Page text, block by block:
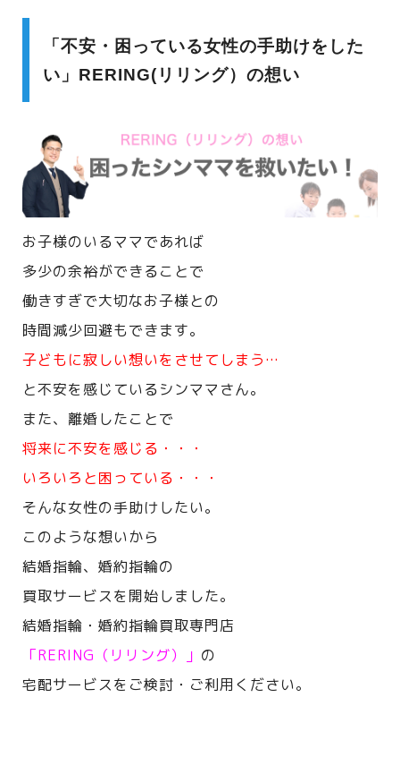
「不安・困っている女性の手助けをした
い」RERING(リリング）の想い
お子様のいるママであれば
多少の余裕ができることで
働きすぎで大切なお子様との
時間減少回避もできます。
子どもに寂しい想いをさせてしまう…
と不安を感じているシンママさん。
また、離婚したことで
将来に不安を感じる・・・
いろいろと困っている・・・
そんな女性の手助けしたい。
このような想いから
結婚指輪、婚約指輪の
買取サービスを開始しました。
結婚指輪・婚約指輪買取専門店
「RERING（リリング）」 の
宅配サービスをご検討・ご利用ください。